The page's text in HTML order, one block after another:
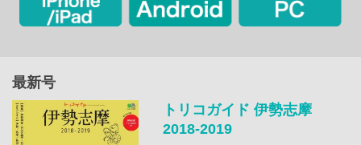
最新号
トリコガイド 伊勢志摩
2018-2019